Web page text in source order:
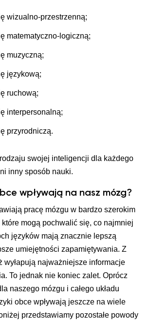
wizualno-przestrzenną;
matematyczno-logiczną;
muzyczną;
językową;
ruchową;
interpersonalną;
przyrodniczą.
swojej inteligencji dla każdego
inny sposób nauki.
wpływają na nasz mózg?
pracę mózgu w bardzo szerokim
które mogą pochwalić się, co najmniej
języków mają znacznie lepszą
umiejętności zapamiętywania. Z
wyłapują najważniejsze informacje
To jednak nie koniec zalet. Oprócz
naszego mózgu i całego układu
obce wpływają jeszcze na wiele
przedstawiamy pozostałe powody